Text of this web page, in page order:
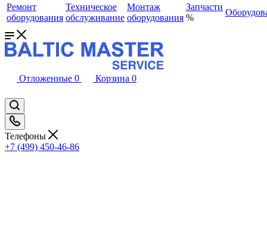
Ремонт
оборудования
Техническое
обслуживание
Монтаж
оборудования
Запчасти
%
Отложенные 0 Корзина 0
Телефоны
+7 (499) 450-46-86